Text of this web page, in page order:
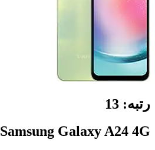
رتبه: 13
Samsung Galaxy A24 4G